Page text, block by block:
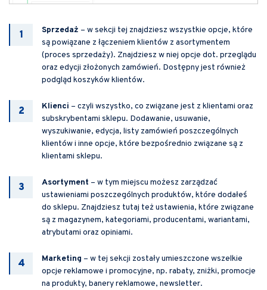
Sprzedaż – w sekcji tej znajdziesz wszystkie opcje, które
są powiązane z łączeniem klientów z asortymentem
(proces sprzedaży). Znajdziesz w niej opcje dot. przeglądu
oraz edycji złożonych zamówień. Dostępny jest również
podgląd koszyków klientów.
Klienci – czyli wszystko, co związane jest z klientami oraz
subskrybentami sklepu. Dodawanie, usuwanie,
wyszukiwanie, edycja, listy zamówień poszczególnych
klientów i inne opcje, które bezpośrednio związane są z
klientami sklepu.
Asortyment – w tym miejscu możesz zarządzać
ustawieniami poszczególnych produktów, które dodałeś
do sklepu. Znajdziesz tutaj też ustawienia, które związane
są z magazynem, kategoriami, producentami, wariantami,
atrybutami oraz opiniami.
Marketing – w tej sekcji zostały umieszczone wszelkie
opcje reklamowe i promocyjne, np. rabaty, zniżki, promocje
na produkty, banery reklamowe, newsletter.